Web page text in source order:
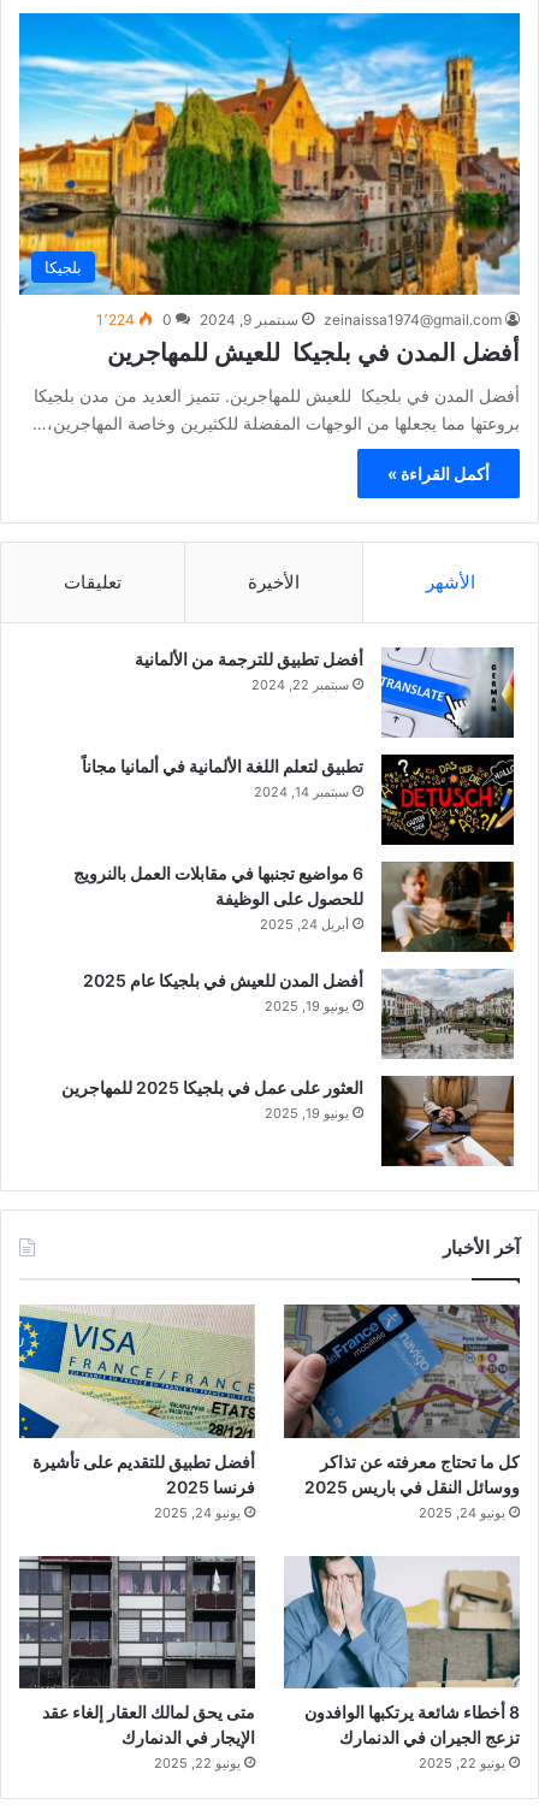
بلجيكا
zeinaissa1974@gmail.com سبتمبر 9, 2024 0 1٬224
أفضل المدن في بلجيكا للعيش للمهاجرين
أفضل المدن في بلجيكا للعيش للمهاجرين. تتميز العديد من مدن بلجيكا
بروعتها مما يجعلها من الوجهات المفضلة للكثيرين وخاصة المهاجرين،…
أكمل القراءة »
الأشهر الأخيرة تعليقات
أفضل تطبيق للترجمة من الألمانية
سبتمبر 22, 2024
تطبيق لتعلم اللغة الألمانية في ألمانيا مجاناً
سبتمبر 14, 2024
6 مواضيع تجنبها في مقابلات العمل بالنرويج
للحصول على الوظيفة
أبريل 24, 2025
أفضل المدن للعيش في بلجيكا عام 2025
يونيو 19, 2025
العثور على عمل في بلجيكا 2025 للمهاجرين
يونيو 19, 2025
آخر الأخبار
كل ما تحتاج معرفته عن تذاكر
ووسائل النقل في باريس 2025
يونيو 24, 2025
أفضل تطبيق للتقديم على تأشيرة
فرنسا 2025
يونيو 24, 2025
8 أخطاء شائعة يرتكبها الوافدون
تزعج الجيران في الدنمارك
يونيو 22, 2025
متى يحق لمالك العقار إلغاء عقد
الإيجار في الدنمارك
يونيو 22, 2025